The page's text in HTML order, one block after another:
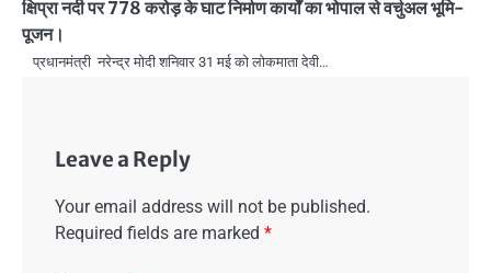
क्षिप्रा नदी पर 778 करोड़ के घाट निर्माण कार्यों का भोपाल से वर्चुअल भूमि-
पूजन।
प्रधानमंत्री नरेन्द्र मोदी शनिवार 31 मई को लोकमाता देवी…
Leave a Reply
Your email address will not be published.
Required fields are marked *